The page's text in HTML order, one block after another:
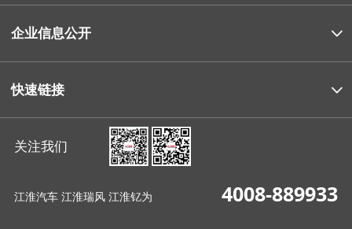
企业信息公开
快速链接
关注我们
江淮汽车 江淮瑞风 江淮钇为
4008-889933